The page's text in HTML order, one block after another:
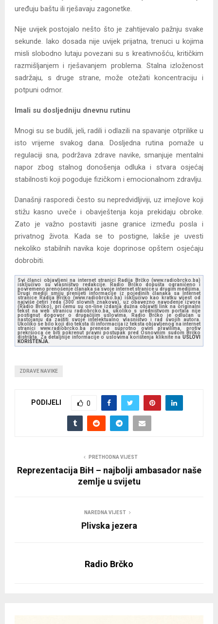
uređuju baštu ili rješavaju zagonetke.
Nije uvijek postojalo nešto što je zahtijevalo pažnju svake
sekunde. Iako dosada nije uvijek prijatna, trenuci u kojima
misli slobodno lutaju povezani su s kreativnošću, kritičkim
razmišljanjem i rješavanjem problema. Stalna izloženost
sadržaju, s druge strane, može otežati koncentraciju i
potpuni odmor.
Imali su dosljedniju dnevnu rutinu
Mnogi su se budili, jeli, radili i odlazili na spavanje otprilike u
isto vrijeme svakog dana. Dosljedna rutina pomaže u
regulaciji sna, podržava zdrave navike, smanjuje mentalni
napor zbog stalnog donošenja odluka i stvara osjećaj
stabilnosti koji pogoduje fizičkom i emocionalnom zdravlju.
Današnji rasporedi često su nepredvidljiviji, uz imejlove koji
stižu kasno uveče i obavještenja koja prekidaju obroke.
Zato je važno postaviti jasne granice između posla i
privatnog života. Kada se to postigne, lakše je uvesti
nekoliko stabilnih navika koje doprinose opštem osjećaju
dobrobiti.
Svi članci objavljeni na internet stranici Radija Brčko (www.radiobrcko.ba)
isključivo su vlasništvo redakcije. Radio Brčko dopušta ograničeno i
povremeno prenošenje članaka sa svoje internet stranice u drugim medijima.
Drugi mediji smiju prenijeti informacije iz pojedinih članaka sa Internet
stranice Radija Brčko (www.radiobrcko.ba) isključivo kao kratku vijest od
najviše četiri reda (300 slovnih znakova), uz obavezno navođenje izvora
(Radio Brčko), pri čemu su on-line izdanja dužna objaviti link na originalni
tekst na web stranicu radiobrcko.ba, ukoliko s uredništvom portala nije
postignut dogovor o drugačijim uslovima. Radio Brčko je odlučan u
nastojanju da zaštiti svoje intelektualno vlasništvo i rad svojih autora.
Ukoliko se bilo koji dio teksta ili informacija iz teksta objavljenog na internet
stranici www.radiobrcko.ba prenese suprotno ovim pravilima, protiv
prekršioca će biti pokrenut pravni postupak pred Osnovnim sudom Brčko
distrikta. Za detaljnije informacije o uslovima korištenja kliknite na USLOVI
KORIŠTENJA.
ZDRAVE NAVIKE
PODIJELI 0
PRETHODNA VIJEST
Reprezentacija BiH – najbolji ambasador naše
zemlje u svijetu
NAREDNA VIJEST
Plivska jezera
Radio Brčko